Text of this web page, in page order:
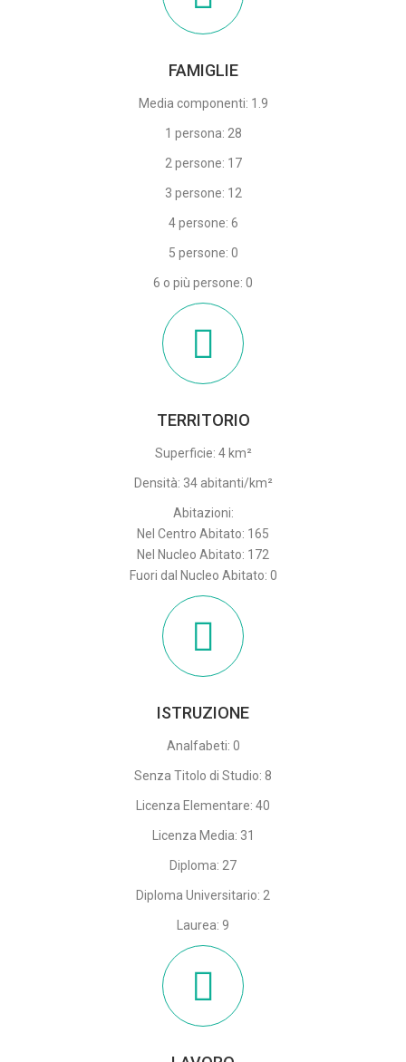
FAMIGLIE
Media componenti: 1.9
1 persona: 28
2 persone: 17
3 persone: 12
4 persone: 6
5 persone: 0
6 o più persone: 0
TERRITORIO
Superficie: 4 km²
Densità: 34 abitanti/km²
Abitazioni:
Nel Centro Abitato: 165
Nel Nucleo Abitato: 172
Fuori dal Nucleo Abitato: 0
ISTRUZIONE
Analfabeti: 0
Senza Titolo di Studio: 8
Licenza Elementare: 40
Licenza Media: 31
Diploma: 27
Diploma Universitario: 2
Laurea: 9